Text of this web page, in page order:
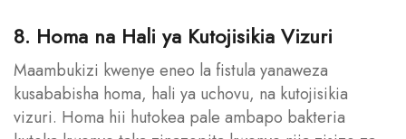
8. Homa na Hali ya Kutojisikia Vizuri
Maambukizi kwenye eneo la fistula yanaweza
kusababisha homa, hali ya uchovu, na kutojisikia
vizuri. Homa hii hutokea pale ambapo bakteria